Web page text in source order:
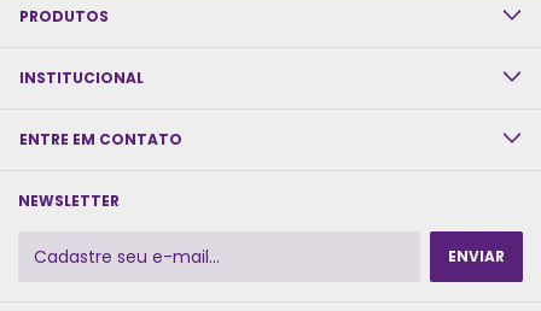
PRODUTOS
INSTITUCIONAL
ENTRE EM CONTATO
NEWSLETTER